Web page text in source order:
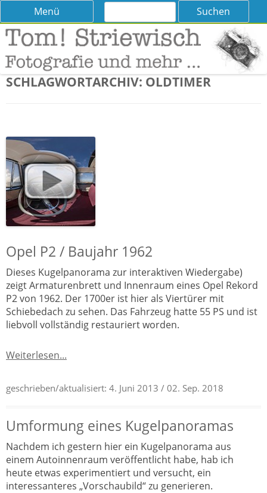
Tom! Striewisch – Fotografieren
lernen
Tipps und Tricks und Meinungen zur Fotografie
Menü
Skip
content
Suchen
SCHLAGWORTARCHIV: OLDTIMER
Opel P2 / Baujahr 1962
Dieses Kugelpanorama zur interaktiven Wiedergabe)
zeigt Armaturenbrett und Innenraum eines Opel Rekord
P2 von 1962. Der 1700er ist hier als Viertürer mit
Schiebedach zu sehen. Das Fahrzeug hatte 55 PS und ist
liebvoll vollständig restauriert worden.
Weiterlesen...
geschrieben/aktualisiert: 4. Juni 2013 / 02. Sep. 2018
Umformung eines Kugelpanoramas
Nachdem ich gestern hier ein Kugelpanorama aus
einem Autoinnenraum veröffentlicht habe, hab ich
heute etwas experimentiert und versucht, ein
interessanteres „Vorschaubild“ zu generieren.